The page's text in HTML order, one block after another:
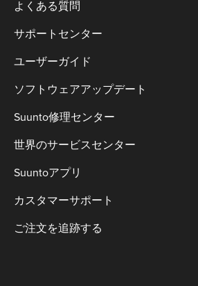
よくある質問
サポートセンター
ユーザーガイド
ソフトウェアアップデート
Suunto修理センター
世界のサービスセンター
Suuntoアプリ
カスタマーサポート
ご注文を追跡する